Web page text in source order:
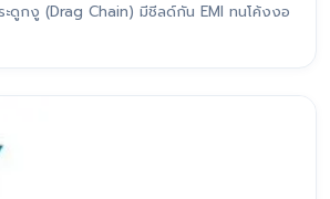
ะดูกงู (Drag Chain) มีชีลด์กัน EMI ทนโค้งงอ